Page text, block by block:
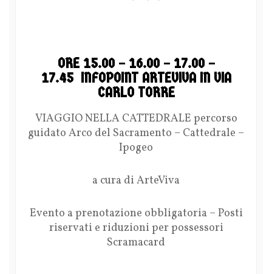
ORE 15.00 – 16.00 – 17.00 –
17.45 INFOPOINT ARTEVIVA IN VIA
CARLO TORRE
VIAGGIO NELLA CATTEDRALE percorso
guidato Arco del Sacramento – Cattedrale –
Ipogeo
a cura di ArteViva
Evento a prenotazione obbligatoria – Posti
riservati e riduzioni per possessori
Scramacard